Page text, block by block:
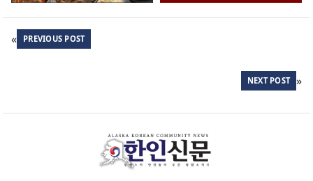
« PREVIOUS POST
NEXT POST »